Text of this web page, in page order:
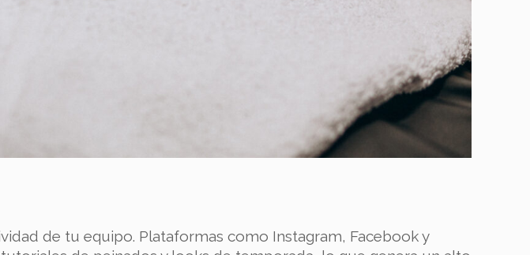
de tu equipo. Plataformas como Instagram, Facebook y